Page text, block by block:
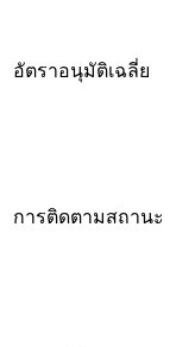
อัตราอนุมัติเฉลี่ย
การติดตามสถานะ